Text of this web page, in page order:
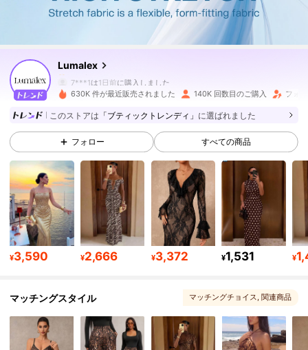
Lumalex
4.81
446K フォロワー
7***1は1日前に購入しました
4.81 446K フォロワー
4.81 446K フォロワー
446K フォロワー
446K フォロワー
4.81 446K フォロワー
446K フォロワー
630K 件が最近販売されました 140K 回数目のご購入 フォ
このストアは 「ブティックトレンディ」 に選ばれました
フォロー すべての商品
¥3,590 ¥2,666 ¥3,372 ¥1,531 ¥
マッチングスタイル マッチングチョイス, 関連商品